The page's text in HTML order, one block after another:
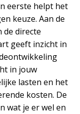
eerste helpt het
keuze. Aan de
de directe
geeft inzicht in
in jouw
lasten en het
kosten. De
wat je er wel en